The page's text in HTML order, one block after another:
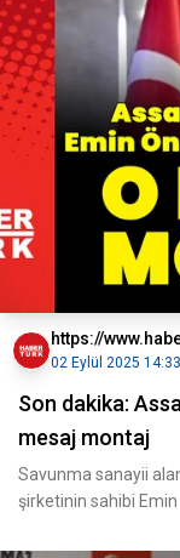
https://
02 Eylül 2025 14:33
Son dakika:
mesaj montaj
Savunma sanayii
şirketinin sahibi